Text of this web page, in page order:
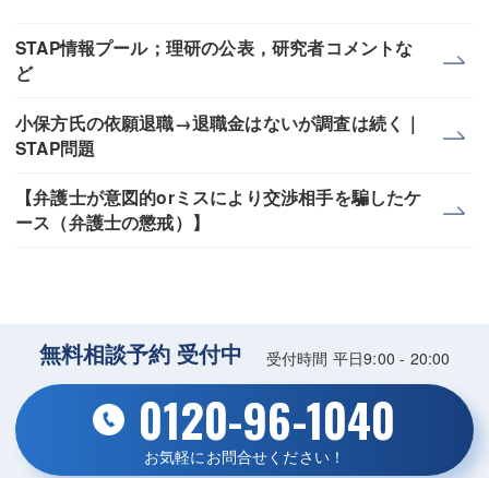
STAP情報プール；理研の公表，研究者コメントな
ど
小保方氏の依願退職→退職金はないが調査は続く｜
STAP問題
【弁護士が意図的orミスにより交渉相手を騙したケ
ース（弁護士の懲戒）】
無料相談予約 受付中 受付時間 平日9:00 - 20:00
0120-96-1040
お気軽にお問合せください！